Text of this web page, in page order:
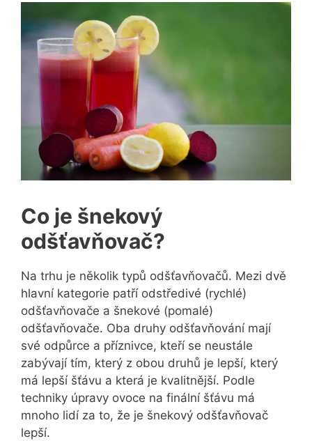
Co je šnekový
odšťavňovač?
Na trhu je několik typů odšťavňovačů. Mezi dvě
hlavní kategorie patří odstředivé (rychlé)
odšťavňovače a šnekové (pomalé)
odšťavňovače. Oba druhy odšťavňování mají
své odpůrce a příznivce, kteří se neustále
zabývají tím, který z obou druhů je lepší, který
má lepší šťávu a která je kvalitnější. Podle
techniky úpravy ovoce na finální šťávu má
mnoho lidí za to, že je šnekový odšťavňovač
lepší.